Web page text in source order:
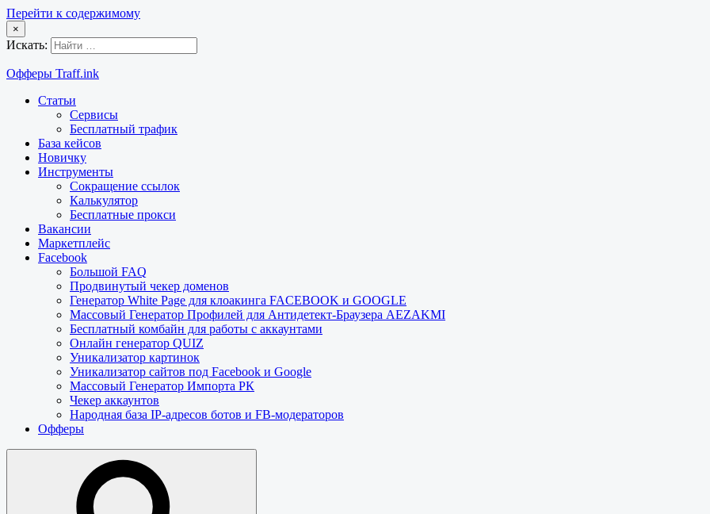
Перейти к содержимому
×
Искать:
Офферы Traff.ink
Статьи
Сервисы
Бесплатный трафик
База кейсов
Новичку
Инструменты
Сокращение ссылок
Калькулятор
Бесплатные прокси
Вакансии
Маркетплейс
Facebook
Большой FAQ
Продвинутый чекер доменов
Генератор White Page для клоакинга FACEBOOK и GOOGLE
Массовый Генератор Профилей для Антидетект-Браузера AEZAKMI
Бесплатный комбайн для работы с аккаунтами
Онлайн генератор QUIZ
Уникализатор картинок
Уникализатор сайтов под Facebook и Google
Массовый Генератор Импорта РК
Чекер аккаунтов
Народная база IP-адресов ботов и FB-модераторов
Офферы